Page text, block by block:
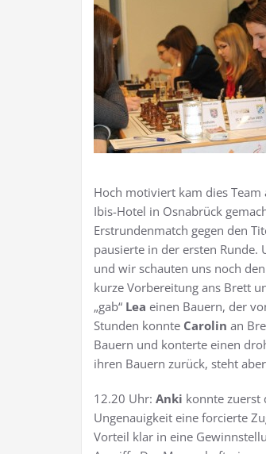
Hoch motiviert kam dies
Ibis-Hotel in Osnabrück
Erstrundenmatch gegen den
pausierte in der ersten
und wir schauten uns noch
kurze Vorbereitung ans Brett
„gab“ Lea einen Bauern, der
Stunden konnte Carolin an
Bauern und konterte einen
ihren Bauern zurück, steht
12.20 Uhr: Anki konnte zuerst
Ungenauigkeit eine forcierte
Vorteil klar in eine